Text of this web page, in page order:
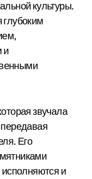
культуры.
глубоким
и
звучала
Его
исполняются и